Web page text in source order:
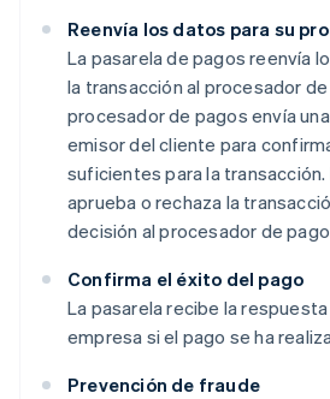
Reenvía los datos para su
La pasarela de pagos reenvía
la transacción al procesador de
procesador de pagos envía
emisor del cliente para
suficientes para la transacción.
aprueba o rechaza la
decisión al procesador de
Confirma el éxito del pago
La pasarela recibe la
empresa si el pago se ha
Prevención de fraude